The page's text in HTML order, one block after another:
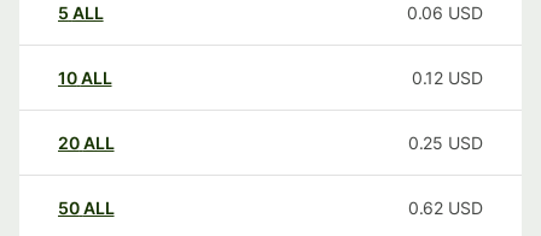
5 ALL 0.06 USD
10ALL 0.12 USD
20ALL 0.25 USD
50ALL 0.62 USD